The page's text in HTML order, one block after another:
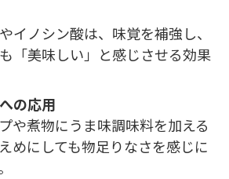
イノシン酸は、味覚を補強し、
「美味しい」と感じさせる効果
の応用
や煮物にうま味調味料を加える
めにしても物足りなさを感じに